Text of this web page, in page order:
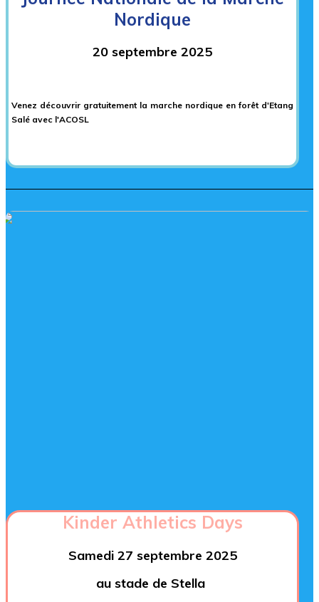
Nordique
20 septembre 2025
Venez découvrir gratuitement la marche nordique en forêt d'Etang
Salé avec l'ACOSL
Kinder Athletics Days
Samedi 27 septembre 2025
au stade de Stella